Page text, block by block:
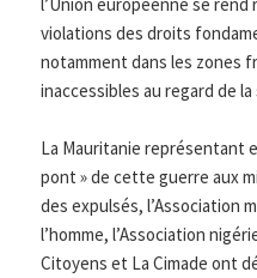
violations des droits
notamment dans les zones
inaccessibles au regard de
La Mauritanie représentant
pont » de cette guerre aux
des expulsés, l’Association
l’homme, l’Association
Citoyens et La Cimade ont